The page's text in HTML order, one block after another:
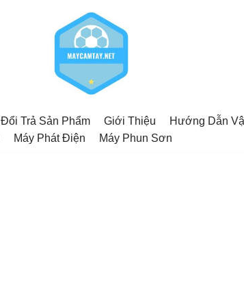
Đổi Trả Sản Phẩm Giới Thiệu Hướng Dẫn
Máy Phát Điện Máy Phun Sơn